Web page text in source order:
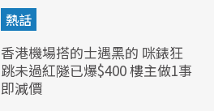
熱話
香港機場搭的士遇黑的 咪錶狂
跳未過紅隧已爆$400 樓主做1事
即減價